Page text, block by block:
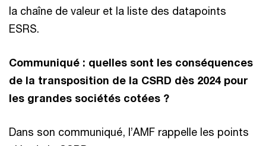
la chaîne de valeur et la liste des datapoints
ESRS.
Communiqué : quelles sont les conséquences
de la transposition de la CSRD dès 2024 pour
les grandes sociétés cotées ?
Dans son communiqué, l’AMF rappelle les points